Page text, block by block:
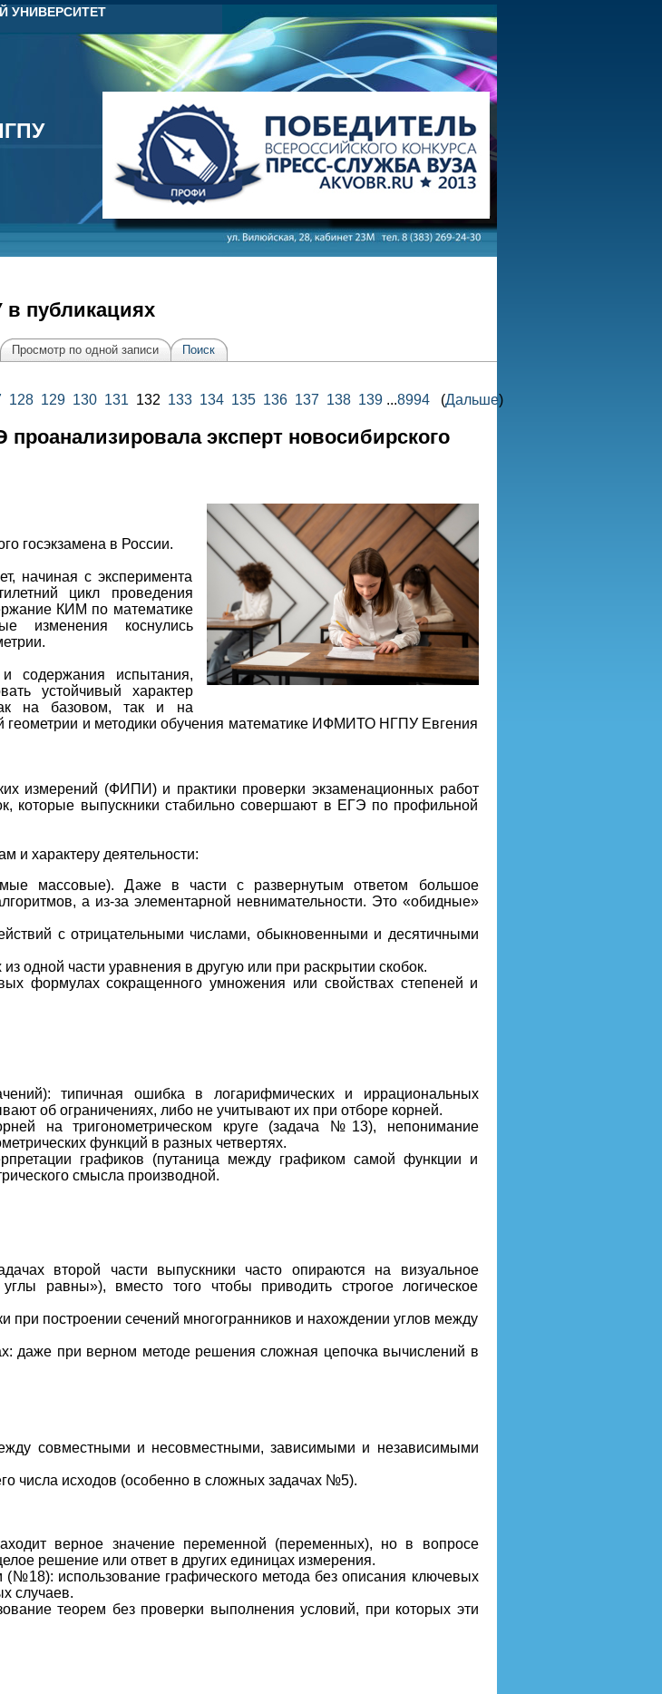
УНИВЕРСИТЕТ
в публикациях
Просмотр по одной записи Поиск
128 129 130 131132 133 134 135 136 137 138 139...8994(Дальше)
эксперт новосибирского
госэкзамена в России.
начиная с эксперимента
цикл проведения
КИМ по математике
изменения коснулись
содержания испытания,
устойчивый характер
на базовом, так и на
и методики обучения математике ИФМИТО НГПУ Евгения
измерений (ФИПИ) и практики проверки экзаменационных работ
которые выпускники стабильно совершают в ЕГЭ по профильной
и характеру деятельности:
массовые). Даже в части с развернутым ответом большое
а из-за элементарной невнимательности. Это «обидные»
с отрицательными числами, обыкновенными и десятичными
одной части уравнения в другую или при раскрытии скобок.
формулах сокращенного умножения или свойствах степеней и
типичная ошибка в логарифмических и иррациональных
об ограничениях, либо не учитывают их при отборе корней.
на тригонометрическом круге (задача №13), непонимание
функций в разных четвертях.
графиков (путаница между графиком самой функции и
смысла производной.
второй части выпускники часто опираются на визуальное
равны»), вместо того чтобы приводить строгое логическое
при построении сечений многогранников и нахождении углов между
даже при верном методе решения сложная цепочка вычислений в
совместными и несовместными, зависимыми и независимыми
числа исходов (особенно в сложных задачах №5).
верное значение переменной (переменных), но в вопросе
решение или ответ в других единицах измерения.
(№18): использование графического метода без описания ключевых
случаев.
теорем без проверки выполнения условий, при которых эти